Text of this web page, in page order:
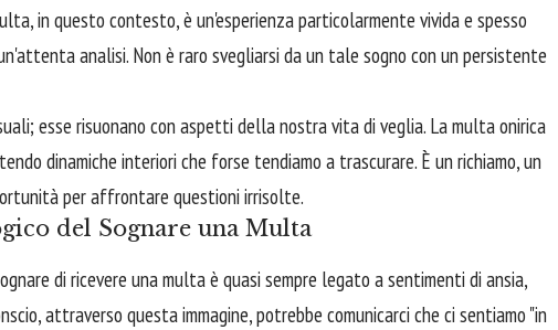
in questo contesto, è un'esperienza particolarmente vivida e spesso
analisi. Non è raro svegliarsi da un tale sogno con un persistente
esse risuonano con aspetti della nostra vita di veglia. La multa onirica
dinamiche interiori che forse tendiamo a trascurare. È un richiamo, un
per affrontare questioni irrisolte.
del Sognare una Multa
di ricevere una multa è quasi sempre legato a sentimenti di ansia,
attraverso questa immagine, potrebbe comunicarci che ci sentiamo "in